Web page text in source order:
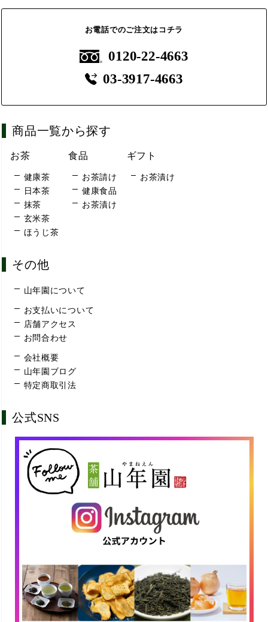
お電話でのご注文はコチラ
0120-22-4663
03-3917-4663
商品一覧から探す
お茶
健康茶
日本茶
抹茶
玄米茶
ほうじ茶
食品
お茶請け
健康食品
お茶漬け
ギフト
お茶漬け
その他
山年園について
お支払いについて
店舗アクセス
お問合わせ
会社概要
山年園ブログ
特定商取引法
公式SNS